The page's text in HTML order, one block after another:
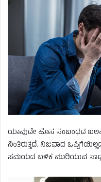
ಯಾವುದೇ ಹೊಸ ಸಂಬಂಧದ
ನಿಂತಿರುತ್ತದೆ. ನಿಜವಾದ
ಸಮಯದ ಬಳಿಕ ಮುರಿಯುವ ಸಾಧ್ಯತೆ